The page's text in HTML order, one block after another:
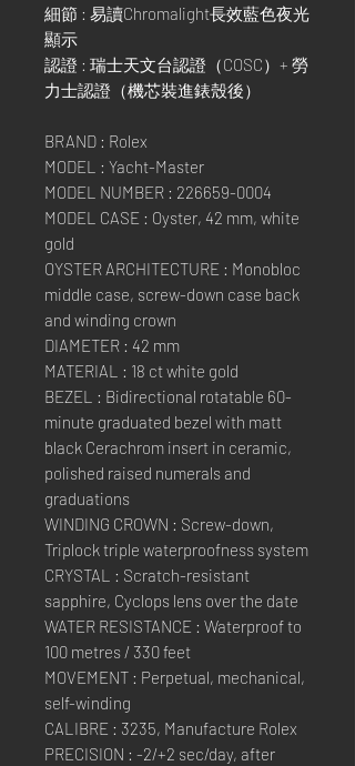
細節 : 易讀Chromalight長效藍色夜光
顯示
認證 : 瑞士天文台認證（COSC）+ 勞
力士認證（機芯裝進錶殼後）
BRAND : Rolex
MODEL : Yacht-Master
MODEL NUMBER : 226659-0004
MODEL CASE : Oyster, 42 mm, white
gold
OYSTER ARCHITECTURE : Monobloc
middle case, screw-down case back
and winding crown
DIAMETER : 42 mm
MATERIAL : 18 ct white gold
BEZEL : Bidirectional rotatable 60-
minute graduated bezel with matt
black Cerachrom insert in ceramic,
polished raised numerals and
graduations
WINDING CROWN : Screw-down,
Triplock triple waterproofness system
CRYSTAL : Scratch-resistant
sapphire, Cyclops lens over the date
WATER RESISTANCE : Waterproof to
100 metres / 330 feet
MOVEMENT : Perpetual, mechanical,
self-winding
CALIBRE : 3235, Manufacture Rolex
PRECISION : -2/+2 sec/day, after